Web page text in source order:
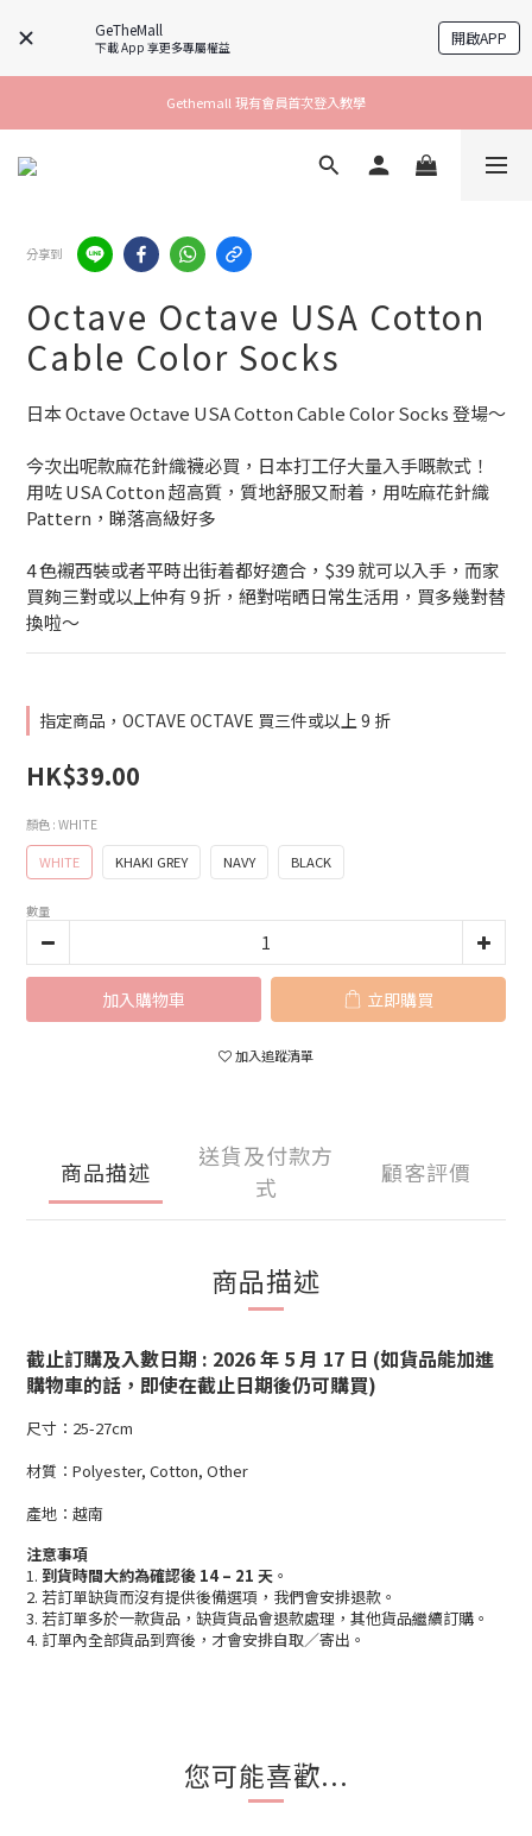
GeTheMall
下載 App 享更多專屬權益 開啟APP
Gethemall 現有會員首次登入教學
分享到
Octave Octave USA Cotton
Cable Color Socks
日本 Octave Octave USA Cotton Cable Color Socks 登場～
今次出呢款麻花針織襪必買，日本打工仔大量入手嘅款式！
用咗 USA Cotton 超高質，質地舒服又耐着，用咗麻花針織
Pattern，睇落高級好多
4 色襯西裝或者平時出街着都好適合，$39 就可以入手，而家
買夠三對或以上仲有 9 折，絕對啱晒日常生活用，買多幾對替
換啦～
指定商品，OCTAVE OCTAVE 買三件或以上 9 折
HK$39.00
顏色 : WHITE
WHITE KHAKI GREY NAVY BLACK
數量
加入購物車 立即購買
加入追蹤清單
商品描述
送貨及付款方
式
顧客評價
商品描述
截止訂購及入數日期 : 2026 年 5 月 17 日 (如貨品能加進
購物車的話，即使在截止日期後仍可購買)
尺寸：25-27cm
材質：Polyester, Cotton, Other
產地：越南
注意事項
1. 到貨時間大約為確認後 14 – 21 天 。
2. 若訂單缺貨而沒有提供後備選項，我們會安排退款。
3. 若訂單多於一款貨品，缺貨貨品會退款處理，其他貨品繼續訂購。
4. 訂單內全部貨品到齊後，才會安排自取／寄出。
您可能喜歡...